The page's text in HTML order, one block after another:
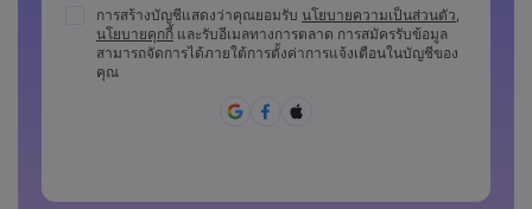
รหัสผ่านต้องมีตัวพิมพ์ใหญ่อย่างน้อย 1 ตัว
รหัสผ่านต้องมีตัวพิมพ์เล็กอย่างน้อย 1 ตัว
รหัสผ่านจะต้องประกอบด้วย ~!@#£%^&amp;*()_-
+=:;&lt;&lt;&gt;{{,[[]?,.
ไม่สามารถใช้รหัสผ่านที่คาดเดาง่าย
การสร้างบัญชีแสดงว่าคุณยอมรับ นโยบายความเป็นส่วนตัว,
นโยบายคุกกี้ และรับอีเมลทางการตลาด การสมัครรับข้อมูล
สามารถจัดการได้ภายใต้การตั้งค่าการแจ้งเตือนในบัญชีของ
คุณ